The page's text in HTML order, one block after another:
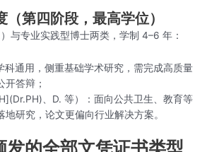
第四阶段，最高学位）
与专业实践型博士两类，学制 4–6 年：
科通用，侧重基础学术研究，需完成高质量
开答辩；
、D. 等）：面向公共卫生、教育等
地研究，论文更偏向行业解决方案。